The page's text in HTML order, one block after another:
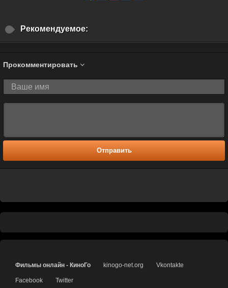
Рекомендуемое:
Прокомментировать
Отправить
Фильмы онлайн - КиноГо kinogo-net.org Vkontakte
Facebook Twitter